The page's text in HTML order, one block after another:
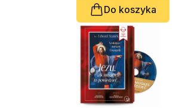
Do koszyka